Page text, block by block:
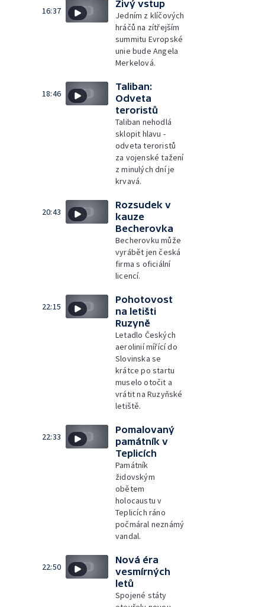
16:37
Živý vstup
Jedním z klíčových
hráčů na zítřejším
summitu Evropské
unie bude Angela
Merkelová.
18:46
Taliban:
Odveta
teroristů
Taliban nehodlá
sklopit hlavu -
odveta teroristů
za vojenské tažení
z minulých dní je
krvavá.
20:43
Rozsudek v
kauze
Becherovka
Becherovku může
vyrábět jen česká
firma s oficiální
licencí.
22:15
Pohotovost
na letišti
Ruzyně
Letadlo Českých
aerolinií mířící do
Slovinska se
krátce po startu
muselo otočit a
vrátit na Ruzyňské
letiště.
22:33
Pomalovaný
památník v
Teplicích
Památník
židovským
obětem
holocaustu v
Teplicích ráno
počmáral neznámý
vandal.
22:50
Nová éra
vesmírných
letů
Spojené státy